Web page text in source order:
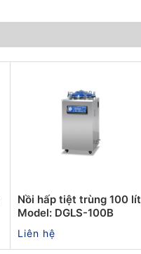
Nồi hấp tiệt trùng 100 lít
Model: DGLS-100B
Liên hệ